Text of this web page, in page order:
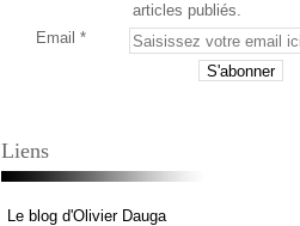
articles publiés.
Email
Liens
Le blog d'Olivier Dauga